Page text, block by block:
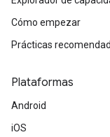
Cómo empezar
Prácticas
Plataformas
Android
iOS